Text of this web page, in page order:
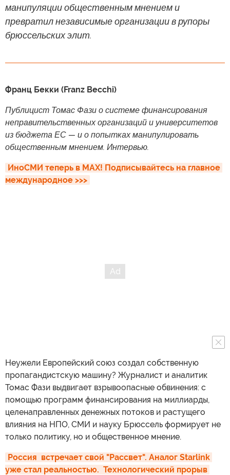
манипуляции общественным мнением и
превратил независимые организации в рупоры
брюссельских элит.
Франц Бекки (Franz Becchi)
Публицист Томас Фази о системе финансирования
неправительственных организаций и университетов
из бюджета ЕС — и о попытках манипулировать
общественным мнением. Интервью.
ИноСМИ теперь в MAX! Подписывайтесь на главное
международное >>>
Неужели Европейский союз создал собственную
пропагандистскую машину? Журналист и аналитик
Томас Фази выдвигает взрывоопасные обвинения: с
помощью программ финансирования на миллиарды,
целенаправленных денежных потоков и растущего
влияния на НПО, СМИ и науку Брюссель формирует не
только политику, но и общественное мнение.
Россия  встречает свой "Рассвет". Аналог Starlink
уже стал реальностью.  Технологический прорыв